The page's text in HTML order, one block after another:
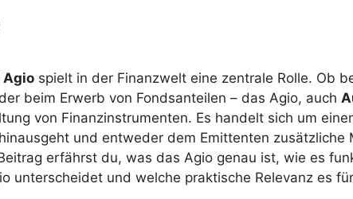
Agio spielt in der Finanzwelt eine zentrale Rolle. Ob
beim Erwerb von Fondsanteilen – das Agio, auch
von Finanzinstrumenten. Es handelt sich um
und entweder dem Emittenten
erfährst du, was das Agio genau ist, wie es
unterscheidet und welche praktische Relevanz es